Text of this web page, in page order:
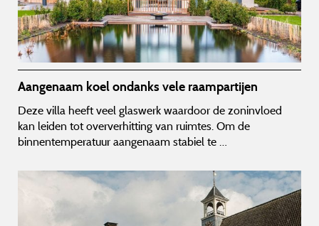
Aangenaam koel ondanks vele raampartijen
Deze villa heeft veel glaswerk waardoor de zoninvloed
kan leiden tot oververhitting van ruimtes. Om de
binnentemperatuur aangenaam stabiel te …